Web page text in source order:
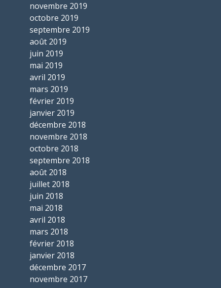
novembre 2019
octobre 2019
septembre 2019
août 2019
juin 2019
mai 2019
avril 2019
mars 2019
février 2019
janvier 2019
décembre 2018
novembre 2018
octobre 2018
septembre 2018
août 2018
juillet 2018
juin 2018
mai 2018
avril 2018
mars 2018
février 2018
janvier 2018
décembre 2017
novembre 2017